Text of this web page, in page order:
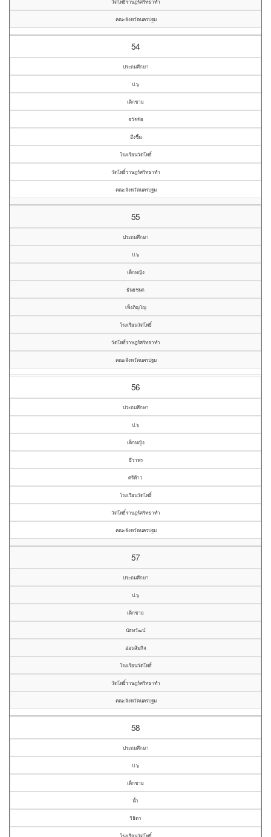
วัดโพธิ์ราษฎร์ศรัทธาทำ
คณะจังหวัดนครปฐม
54
ประถมศึกษา
ป.๖
เด็กชาย
ธวัชชัย
อึ่งชื้น
โรงเรียนวัดโพธิ์
วัดโพธิ์ราษฎร์ศรัทธาทำ
คณะจังหวัดนครปฐม
55
ประถมศึกษา
ป.๖
เด็กหญิง
ธันยชนก
เพ็งภิญโญ
โรงเรียนวัดโพธิ์
วัดโพธิ์ราษฎร์ศรัทธาทำ
คณะจังหวัดนครปฐม
56
ประถมศึกษา
ป.๖
เด็กหญิง
ธีราพร
ศรีท้าว
โรงเรียนวัดโพธิ์
วัดโพธิ์ราษฎร์ศรัทธาทำ
คณะจังหวัดนครปฐม
57
ประถมศึกษา
ป.๖
เด็กชาย
นัธทวัฒน์
อ่อนส้มกิจ
โรงเรียนวัดโพธิ์
วัดโพธิ์ราษฎร์ศรัทธาทำ
คณะจังหวัดนครปฐม
58
ประถมศึกษา
ป.๖
เด็กชาย
น้ำ
วิธิดา
โรงเรียนวัดโพธิ์